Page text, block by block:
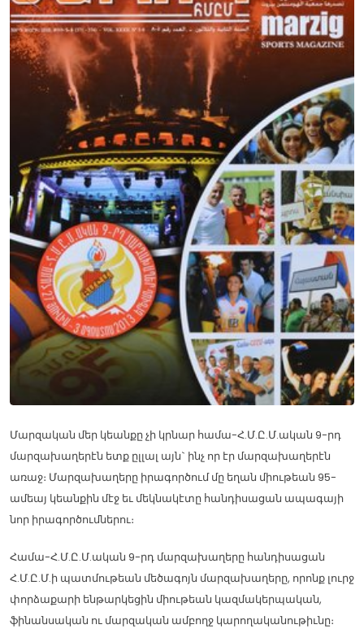
Մարզական մեր կեանքը չի կրնար համա-Հ.Մ.Ը.Մ.ական 9-րդ
մարզախաղերէն ետք ըլլալ այն` ինչ որ էր մարզախաղերէն
առաջ։ Մարզախաղերը իրագործում մը եղան միութեան 95-
ամեայ կեանքին մէջ եւ մեկնակէտը հանդիսացան ապագայի
նոր իրագործումներու։
Համա-Հ.Մ.Ը.Մ.ական 9-րդ մարզախաղերը հանդիսացան
Հ.Մ.Ը.Մ.ի պատմութեան մեծագոյն մարզախաղերը, որոնք լուրջ
փորձաքարի ենթարկեցին միութեան կազմակերպական,
ֆինանսական ու մարզական ամբողջ կարողականութիւնը։